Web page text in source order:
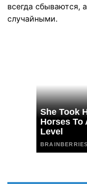
всегда сбываются,
случайными.